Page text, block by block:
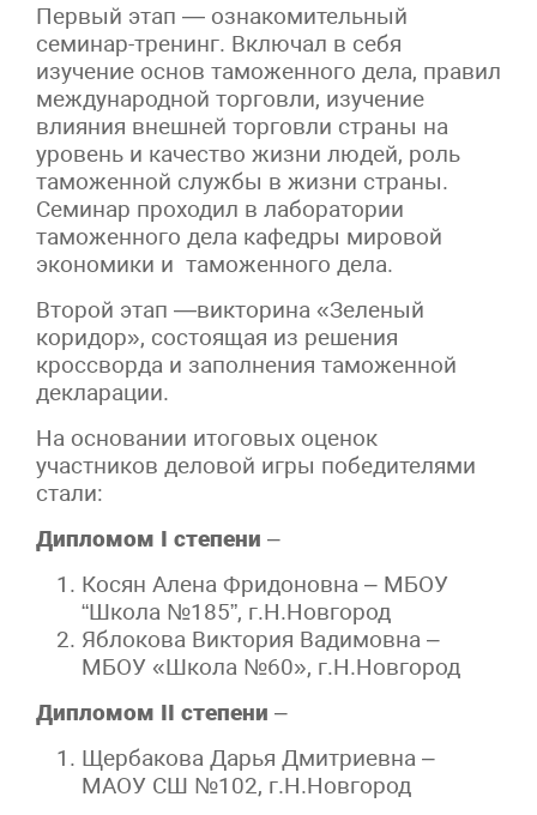
Первый этап — ознакомительный
семинар-тренинг. Включал в себя
изучение основ таможенного дела, правил
международной торговли, изучение
влияния внешней торговли страны на
уровень и качество жизни людей, роль
таможенной службы в жизни страны.
Семинар проходил в лаборатории
таможенного дела кафедры мировой
экономики и таможенного дела.
Второй этап —викторина «Зеленый
коридор», состоящая из решения
кроссворда и заполнения таможенной
декларации.
На основании итоговых оценок
участников деловой игры победителями
стали:
Дипломом I степени –
Косян Алена Фридоновна – МБОУ
“Школа №185”, г.Н.Новгород
Яблокова Виктория Вадимовна –
МБОУ «Школа №60», г.Н.Новгород
Дипломом II степени –
Щербакова Дарья Дмитриевна –
МАОУ СШ №102, г.Н.Новгород